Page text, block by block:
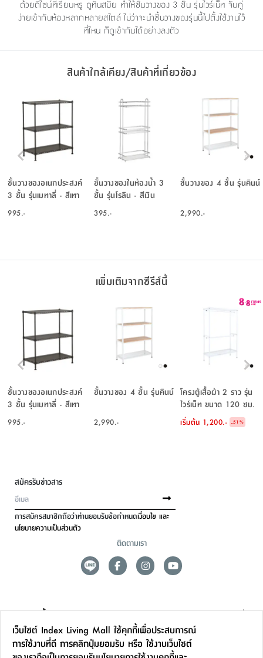
ด้วยดีไซน์ที่เรียบหรู ดูทันสมัย ทำให้ชั้นวางของ 3 ชั้น รุ่นไวร์เน็ท จับคู่
ง่ายเข้ากับห้องหลากหลายสไตล์ ไม่ว่าจะนำชั้นวางของรุ่นนี้ไปตั้งใช้งานไว้
ที่ไหน ก็ดูเข้ากันได้อย่างลงตัว
สินค้าใกล้เคียง/สินค้าที่เกี่ยวข้อง
ชั้นวางของอเนกประสงค์
3 ชั้น รุ่นเมทาลี่ - สีเทา
เข้ม
995.-
ชั้นวางของในห้องน้ำ 3
ชั้น รุ่นโรลิน - สีเงิน
395.-
ชั้นวางของ 4 ชั้น รุ่นคินน์
2,990.-
เพิ่มเติมจากซีรีส์นี้
ชั้นวางของอเนกประสงค์
3 ชั้น รุ่นเมทาลี่ - สีเทา
เข้ม
995.-
ชั้นวางของ 4 ชั้น รุ่นคินน์
2,990.-
โครงตู้เสื้อผ้า 2 ราว รุ่น
ไวร์เน็ท ขนาด 120 ซม.
เริ่มต้น 1,200.- -51 %
สมัครรับข่าวสาร
การสมัครสมาชิกถือว่าท่านยอมรับข้อกำหนดเงื่อนไข และ
นโยบายความเป็นส่วนตัว
ติดตามเรา
ดูแลลูกค้า
สาขาและการบริการ
เว็บไซต์ Index Living Mall ใช้คุกกี้เพื่อประสบการณ์
การใช้งานที่ดี การคลิกปุ่มยอมรับ หรือ ใช้งานเว็บไซต์